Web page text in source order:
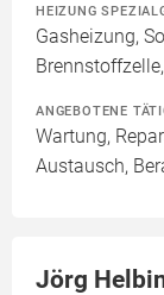
HEIZUNG
Gasheizung,
ANGEBOTENE
Wartung,
Austausch,
Jörg